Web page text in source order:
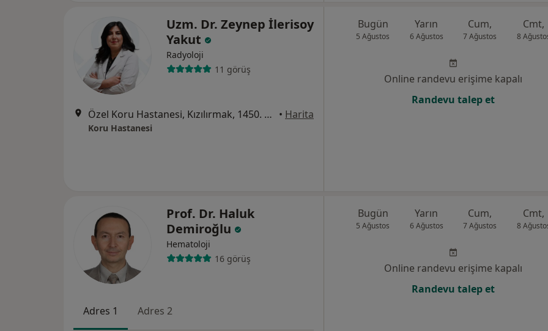
Uzm. Dr. Zeynep İlerisoy
Yakut
Radyoloji
11 görüş
Özel Koru Hastanesi, Kızılırmak, 1450. Sk. no:13,, Ankara • Harita
Koru Hastanesi
Bugün
5 Ağustos
Yarın
6 Ağustos
Cum,
7 Ağustos
Cmt,
8
Online randevu erişime kapalı
Randevu talep et
Prof. Dr. Haluk
Demiroğlu
Hematoloji
16 görüş
Adres 1 Adres 2
Bugün
5 Ağustos
Yarın
6 Ağustos
Cum,
7 Ağustos
Cmt,
8
Online randevu erişime kapalı
Randevu talep et